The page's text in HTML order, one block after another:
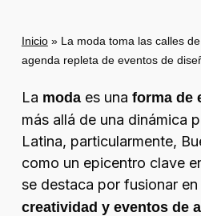
Inicio» La moda toma las calles
agenda repleta de eventos de
La moda es una forma de
más allá de una dinámica
Latina, particularmente,
como un epicentro clave
se destaca por fusionar en
creatividad y eventos de